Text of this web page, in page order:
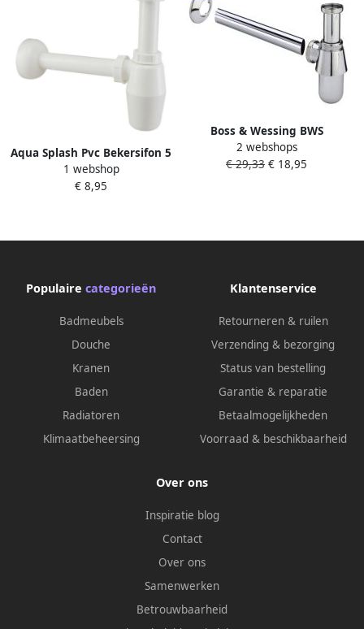
Aqua Splash Pvc Bekersifon 5
4X32 Wit
1 webshop
€ 8,95
Boss & Wessing BWS
Bekersifon Chroom Rond
Inclusief Muurbuis En Rozet
2 webshops
€ 29,33 € 18,95
Populaire categorieën
Badmeubels
Douche
Kranen
Baden
Radiatoren
Klimaatbeheersing
Klantenservice
Retourneren & ruilen
Verzending & bezorging
Status van bestelling
Garantie & reparatie
Betaalmogelijkheden
Voorraad & beschikbaarheid
Over ons
Inspiratie blog
Contact
Over ons
Samenwerken
Betrouwbaarheid